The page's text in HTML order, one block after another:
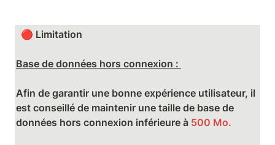
Base de données hors connexion :
Afin de garantir une bonne expérience utilisateur, il
est conseillé de maintenir une taille de base de
données hors connexion inférieure à 500 Mo.